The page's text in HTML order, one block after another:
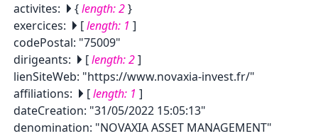
activites: {length:2}
exercices: [length: 1 ]
codePostal: "75009"
dirigeants: [length:2]
lienSiteWeb: "https://www.novaxia-invest.fr/"
affiliations: [length: 1 ]
dateCreation: "31/05/2022 15:05:13"
denomination: "NOVAXIA ASSET MANAGEMENT"